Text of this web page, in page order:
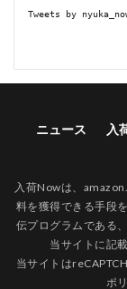
Tweets by
ニュース 入
入荷Nowは、
料を獲得できる手段
伝プログラムである
当サイトに記
当サイトは
ポ